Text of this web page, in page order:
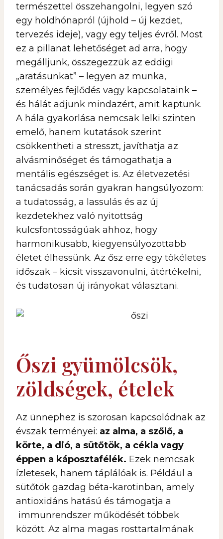
természettel összehangolni, legyen szó
egy holdhónapról (újhold – új kezdet,
tervezés ideje), vagy egy teljes évről. Most
ez a pillanat lehetőséget ad arra, hogy
megálljunk, összegezzük az eddigi
„aratásunkat” – legyen az munka,
személyes fejlődés vagy kapcsolataink –
és hálát adjunk mindazért, amit kaptunk.
A hála gyakorlása nemcsak lelki szinten
emelő, hanem kutatások szerint
csökkentheti a stresszt, javíthatja az
alvásminőséget és támogathatja a
mentális egészséget is. Az életvezetési
tanácsadás során gyakran hangsúlyozom:
a tudatosság, a lassulás és az új
kezdetekhez való nyitottság
kulcsfontosságúak ahhoz, hogy
harmonikusabb, kiegyensúlyozottabb
életet élhessünk. Az ősz erre egy tökéletes
időszak – kicsit visszavonulni, átértékelni,
és tudatosan új irányokat választani.
Őszi gyümölcsök,
zöldségek, ételek
Az ünnephez is szorosan kapcsolódnak az
évszak terményei: az alma, a szőlő, a
körte, a dió, a sütőtök, a cékla vagy
éppen a káposztafélék. Ezek nemcsak
ízletesek, hanem táplálóak is. Például a
sütőtök gazdag béta-karotinban, amely
antioxidáns hatású és támogatja a
immunrendszer működését többek
között. Az alma magas rosttartalmának